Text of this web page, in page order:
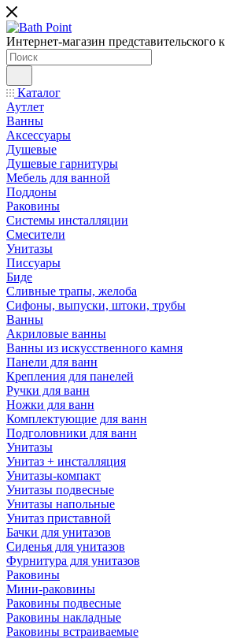
Интернет-магазин представительского
Каталог
Аутлет
Ванны
Аксессуары
Душевые
Душевые гарнитуры
Мебель для ванной
Поддоны
Раковины
Системы инсталляции
Смесители
Унитазы
Писсуары
Биде
Сливные трапы, желоба
Сифоны, выпуски, штоки, трубы
Ванны
Акриловые ванны
Ванны из искусственного камня
Панели для ванн
Крепления для панелей
Ручки для ванн
Ножки для ванн
Комплектующие для ванн
Подголовники для ванн
Унитазы
Унитаз + инсталляция
Унитазы-компакт
Унитазы подвесные
Унитазы напольные
Унитаз приставной
Бачки для унитазов
Сиденья для унитазов
Фурнитура для унитазов
Раковины
Мини-раковины
Раковины подвесные
Раковины накладные
Раковины встраиваемые